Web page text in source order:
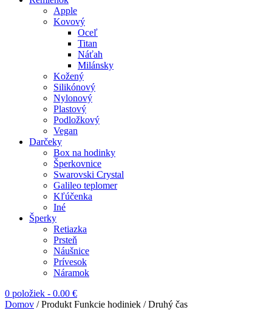
Apple
Kovový
Oceľ
Titan
Náťah
Milánsky
Kožený
Silikónový
Nylonový
Plastový
Podložkový
Vegan
Darčeky
Box na hodinky
Šperkovnice
Swarovski Crystal
Galileo teplomer
Kľúčenka
Iné
Šperky
Retiazka
Prsteň
Náušnice
Prívesok
Náramok
0 položiek - 0.00 €
Domov / Produkt Funkcie hodiniek / Druhý čas